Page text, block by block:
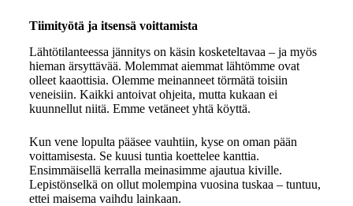
Tiimityötä ja itsensä voittamista
Lähtötilanteessa jännitys on käsin kosketeltavaa – ja myös
hieman ärsyttävää. Molemmat aiemmat lähtömme ovat
olleet kaaottisia. Olemme meinanneet törmätä toisiin
veneisiin. Kaikki antoivat ohjeita, mutta kukaan ei
kuunnellut niitä. Emme vetäneet yhtä köyttä.
Kun vene lopulta pääsee vauhtiin, kyse on oman pään
voittamisesta. Se kuusi tuntia koettelee kanttia.
Ensimmäisellä kerralla meinasimme ajautua kiville.
Lepistönselkä on ollut molempina vuosina tuskaa – tuntuu,
ettei maisema vaihdu lainkaan.